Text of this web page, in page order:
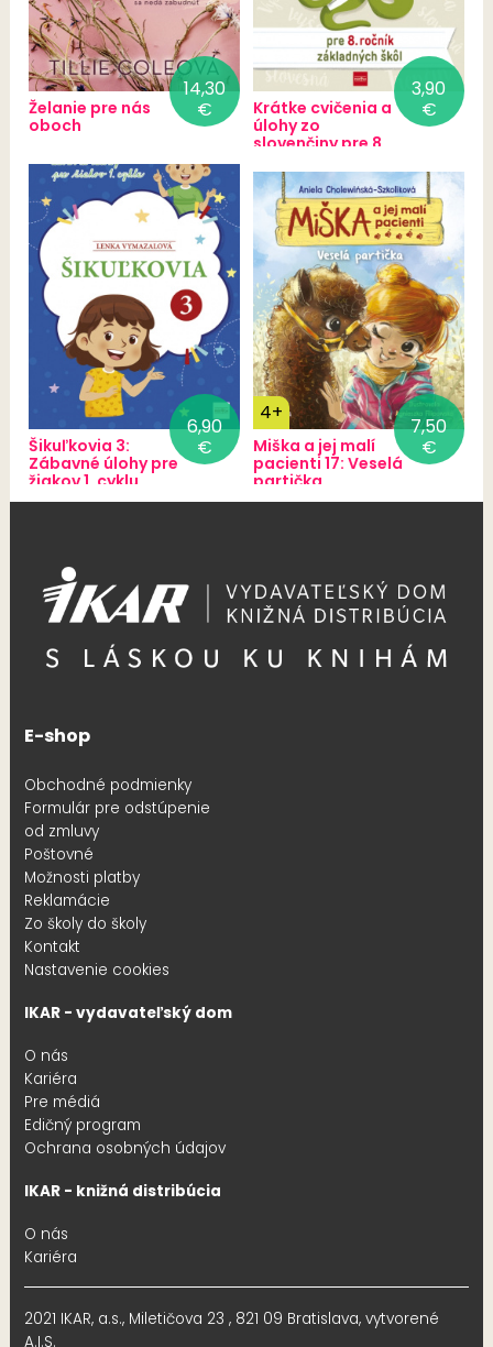
14,30
€
Želanie pre nás
oboch
3,90
€
Krátke cvičenia a
úlohy zo
slovenčiny pre 8.
6,90
€
Šikuľkovia 3:
Zábavné úlohy pre
žiakov 1. cyklu
4+
7,50
€
Miška a jej malí
pacienti 17: Veselá
partička
E-shop
Obchodné podmienky
Formulár pre odstúpenie
od zmluvy
Poštovné
Možnosti platby
Reklamácie
Zo školy do školy
Kontakt
Nastavenie cookies
IKAR - vydavateľský dom
O nás
Kariéra
Pre médiá
Edičný program
Ochrana osobných údajov
IKAR - knižná distribúcia
O nás
Kariéra
2021 IKAR, a.s., Miletičova 23 , 821 09 Bratislava, vytvorené
A.I.S.